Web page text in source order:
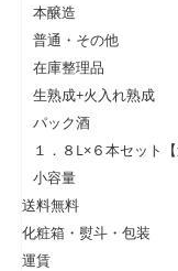
本醸造
普通・その他
在庫整理品
生熟成+火入れ熟成
パック酒
１．８L×６本セット【
小容量
送料無料
化粧箱・熨斗・包装
運賃